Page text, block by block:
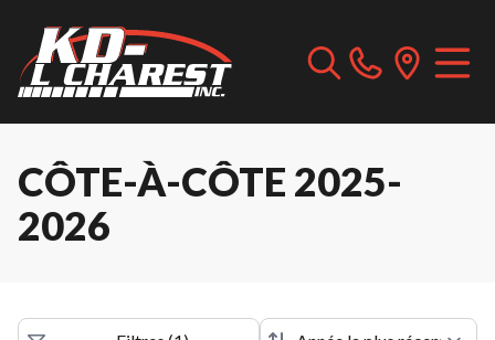
CÔTE-À-CÔTE 2025-
2026